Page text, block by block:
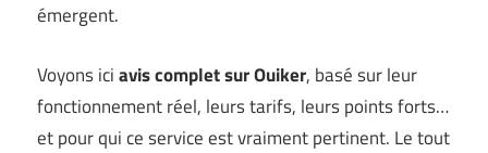
émergent.
Voyons iciavis complet sur Ouiker, basé sur leur
fonctionnement réel, leurs tarifs, leurs points forts…
et pour qui ce service est vraiment pertinent. Le tout